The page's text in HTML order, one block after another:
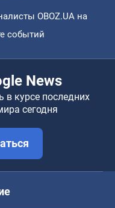
OBOZ.UA на
событий
News
в курсе последних
сегодня